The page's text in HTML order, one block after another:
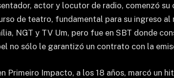
actor y locutor de radio, comenzó
de teatro, fundamental para su ingreso
NGT y TV Um, pero fue en SBT donde
no sólo le garantizó un contrato con la
Primeiro Impacto, a los 18 años, marcó un